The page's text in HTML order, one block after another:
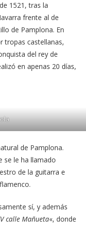
1521, tras la
frente al de
de Pamplona. En
tropas castellanas,
del rey de
en apenas 20 días,
de Pamplona.
se le ha llamado
de la guitarra e
sí, y además
calle Mañueta«, donde